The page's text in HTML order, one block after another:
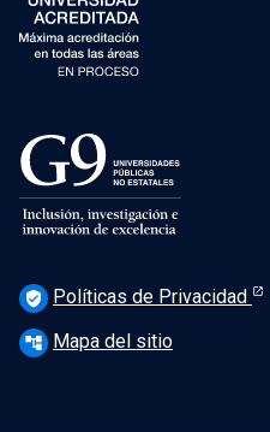
verified_user Políticas de Privacidad
account_tree Mapa del sitio